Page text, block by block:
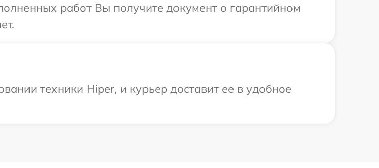
работ Вы получите документ о гарантийном
техники Hiper, и курьер доставит ее в удобное